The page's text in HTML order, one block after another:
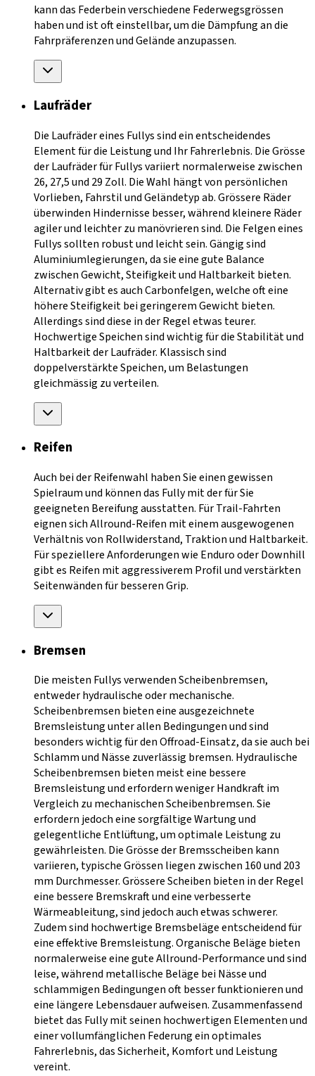
kann das Federbein verschiedene Federwegsgrössen
haben und ist oft einstellbar, um die Dämpfung an die
Fahrpräferenzen und Gelände anzupassen.
Laufräder
Die Laufräder eines Fullys sind ein entscheidendes
Element für die Leistung und Ihr Fahrerlebnis. Die Grösse
der Laufräder für Fullys variiert normalerweise zwischen
26, 27,5 und 29 Zoll. Die Wahl hängt von persönlichen
Vorlieben, Fahrstil und Geländetyp ab. Grössere Räder
überwinden Hindernisse besser, während kleinere Räder
agiler und leichter zu manövrieren sind. Die Felgen eines
Fullys sollten robust und leicht sein. Gängig sind
Aluminiumlegierungen, da sie eine gute Balance
zwischen Gewicht, Steifigkeit und Haltbarkeit bieten.
Alternativ gibt es auch Carbonfelgen, welche oft eine
höhere Steifigkeit bei geringerem Gewicht bieten.
Allerdings sind diese in der Regel etwas teurer.
Hochwertige Speichen sind wichtig für die Stabilität und
Haltbarkeit der Laufräder. Klassisch sind
doppelverstärkte Speichen, um Belastungen
gleichmässig zu verteilen.
Reifen
Auch bei der Reifenwahl haben Sie einen gewissen
Spielraum und können das Fully mit der für Sie
geeigneten Bereifung ausstatten. Für Trail-Fahrten
eignen sich Allround-Reifen mit einem ausgewogenen
Verhältnis von Rollwiderstand, Traktion und Haltbarkeit.
Für speziellere Anforderungen wie Enduro oder Downhill
gibt es Reifen mit aggressiverem Profil und verstärkten
Seitenwänden für besseren Grip.
Bremsen
Die meisten Fullys verwenden Scheibenbremsen,
entweder hydraulische oder mechanische.
Scheibenbremsen bieten eine ausgezeichnete
Bremsleistung unter allen Bedingungen und sind
besonders wichtig für den Offroad-Einsatz, da sie auch bei
Schlamm und Nässe zuverlässig bremsen. Hydraulische
Scheibenbremsen bieten meist eine bessere
Bremsleistung und erfordern weniger Handkraft im
Vergleich zu mechanischen Scheibenbremsen. Sie
erfordern jedoch eine sorgfältige Wartung und
gelegentliche Entlüftung, um optimale Leistung zu
gewährleisten. Die Grösse der Bremsscheiben kann
variieren, typische Grössen liegen zwischen 160 und 203
mm Durchmesser. Grössere Scheiben bieten in der Regel
eine bessere Bremskraft und eine verbesserte
Wärmeableitung, sind jedoch auch etwas schwerer.
Zudem sind hochwertige Bremsbeläge entscheidend für
eine effektive Bremsleistung. Organische Beläge bieten
normalerweise eine gute Allround-Performance und sind
leise, während metallische Beläge bei Nässe und
schlammigen Bedingungen oft besser funktionieren und
eine längere Lebensdauer aufweisen. Zusammenfassend
bietet das Fully mit seinen hochwertigen Elementen und
einer vollumfänglichen Federung ein optimales
Fahrerlebnis, das Sicherheit, Komfort und Leistung
vereint.